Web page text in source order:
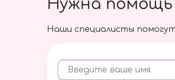
Наши специалисты
Введите ваше имя
Нужна помощь